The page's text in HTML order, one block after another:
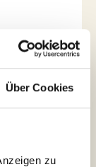
Über Cookies
zu